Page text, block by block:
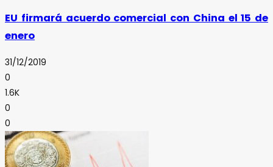
EU firmará acuerdo comercial con China el 15 de
enero
31/12/2019
0
1.6K
0
0